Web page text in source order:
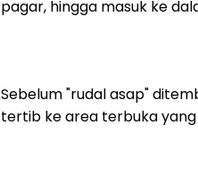
pagar, hingga masuk ke
Sebelum "rudal asap"
tertib ke area terbuka